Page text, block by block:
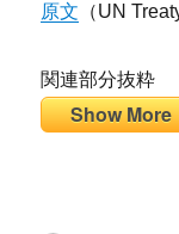
原文 （UN
関連部分抜粋
Show More